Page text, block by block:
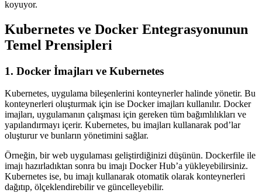
koyuyor.
Kubernetes ve Docker Entegrasyonunun
Temel Prensipleri
1. Docker İmajları ve Kubernetes
Kubernetes, uygulama bileşenlerini konteynerler halinde yönetir. Bu
konteynerleri oluşturmak için ise Docker imajları kullanılır. Docker
imajları, uygulamanın çalışması için gereken tüm bağımlılıkları ve
yapılandırmayı içerir. Kubernetes, bu imajları kullanarak pod’lar
oluşturur ve bunların yönetimini sağlar.
Örneğin, bir web uygulaması geliştirdiğinizi düşünün. Dockerfile ile
imajı hazırladıktan sonra bu imajı Docker Hub’a yükleyebilirsiniz.
Kubernetes ise, bu imajı kullanarak otomatik olarak konteynerleri
dağıtıp, ölçeklendirebilir ve güncelleyebilir.